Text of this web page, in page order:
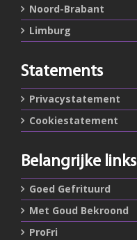
Noord-Brabant
Limburg
Statements
Privacystatement
Cookiestatement
Belangrijke links
Goed Gefrituurd
Met Goud Bekroond
ProFri